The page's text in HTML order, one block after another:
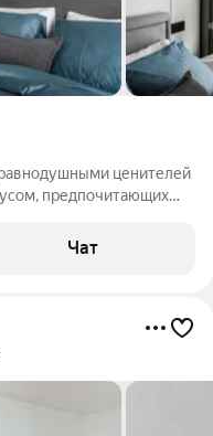
ценителей
предпочитающих
для себя обстановку,
Чат